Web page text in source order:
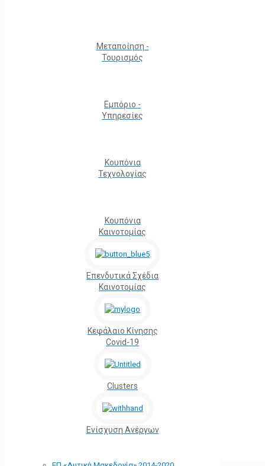
Μεταποίηση -
Τουρισμός
Εμπόριο -
Υπηρεσίες
Κουπόνια
Τεχνολογίας
Κουπόνια
Καινοτομίας
Επενδυτικά Σχέδια
Καινοτομίας
Κεφάλαιο Κίνησης
Covid-19
Clusters
Ενίσχυση Ανέργων